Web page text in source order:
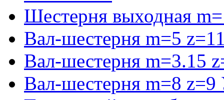
Шестерня выходная
Вал-шестерня m=5
Вал-шестерня m=3.15
Вал-шестерня m=8